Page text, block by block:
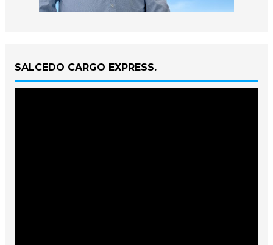
SALCEDO CARGO EXPRESS.